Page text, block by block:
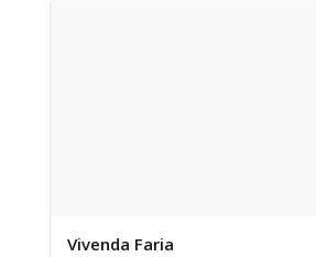
Vivenda Faria